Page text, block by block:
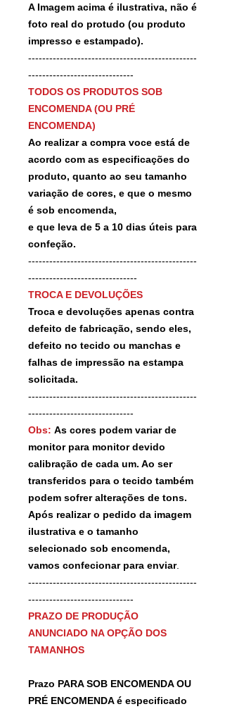
A Imagem acima é ilustrativa, não é
foto real do protudo (ou produto
impresso e estampado).
------------------------------------------------
------------------------------
TODOS OS PRODUTOS SOB
ENCOMENDA (OU PRÉ
ENCOMENDA)
Ao realizar a compra voce está de
acordo com as especificações do
produto, quanto ao seu tamanho
variação de cores, e que o mesmo
é sob encomenda,
e que leva de 5 a 10 dias úteis para
confeção.
------------------------------------------------
-------------------------------
TROCA E DEVOLUÇÕES
Troca e devoluções apenas contra
defeito de fabricação, sendo eles,
defeito no tecido ou manchas e
falhas de impressão na estampa
solicitada.
------------------------------------------------
------------------------------
Obs: As cores podem variar de
monitor para monitor devido
calibração de cada um. Ao ser
transferidos para o tecido também
podem sofrer alterações de tons.
Após realizar o pedido da imagem
ilustrativa e o tamanho
selecionado sob encomenda,
vamos confecionar para enviar.
------------------------------------------------
------------------------------
PRAZO DE PRODUÇÃO
ANUNCIADO NA OPÇÃO DOS
TAMANHOS
Prazo PARA SOB ENCOMENDA OU
PRÉ ENCOMENDA é especificado